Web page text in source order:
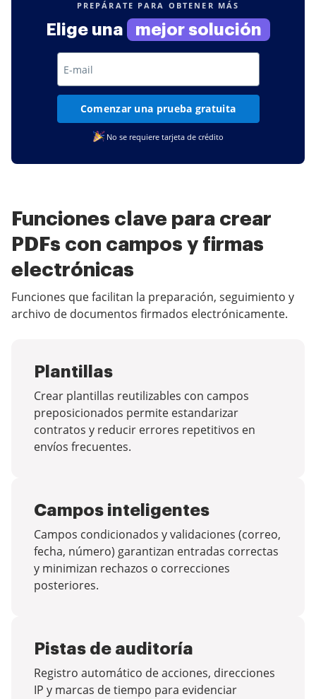
PREPÁRATE PARA OBTENER MÁS
Elige una mejor solución
Comenzar una prueba gratuita
No se requiere tarjeta de crédito
Funciones clave para crear
PDFs con campos y firmas
electrónicas
Funciones que facilitan la preparación, seguimiento y
archivo de documentos firmados electrónicamente.
Plantillas
Crear plantillas reutilizables con campos
preposicionados permite estandarizar
contratos y reducir errores repetitivos en
envíos frecuentes.
Campos inteligentes
Campos condicionados y validaciones (correo,
fecha, número) garantizan entradas correctas
y minimizan rechazos o correcciones
posteriores.
Pistas de auditoría
Registro automático de acciones, direcciones
IP y marcas de tiempo para evidenciar